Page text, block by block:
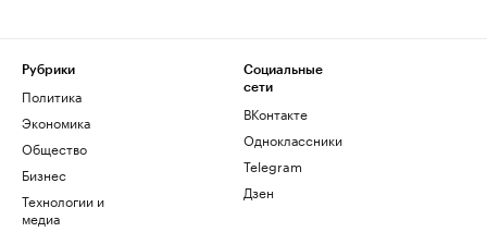
Рубрики
Политика
Экономика
Общество
Бизнес
Технологии и
медиа
Социальные
сети
ВКонтакте
Одноклассники
Telegram
Дзен